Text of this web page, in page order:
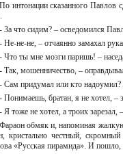
По интонации сказанного Павлов
- За что сидим? – осведомился
- Не-не-не, – отчаянно замахал
- Что ты мне мозги паришь! –
- Так, мошенничество, –
- Сам придумал или кто
- Понимаешь, братан, я не хотел, –
- Я тоже не хотел, а троих
Фараон обмяк и, напоминая
кристально честный, скромный
«Русская пирамида». И